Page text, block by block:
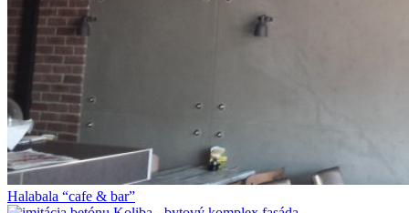
Halabala “cafe & bar”